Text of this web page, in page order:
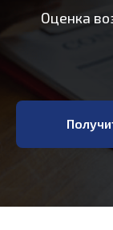
Оценка